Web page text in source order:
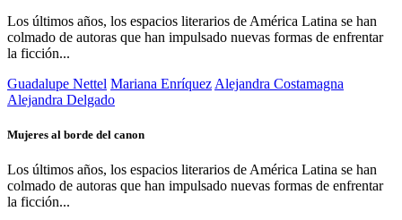
Los últimos años, los espacios literarios de América Latina se han
colmado de autoras que han impulsado nuevas formas de enfrentar
la ficción...
Guadalupe Nettel Mariana Enríquez Alejandra Costamagna
Alejandra Delgado
Mujeres al borde del canon
Los últimos años, los espacios literarios de América Latina se han
colmado de autoras que han impulsado nuevas formas de enfrentar
la ficción...